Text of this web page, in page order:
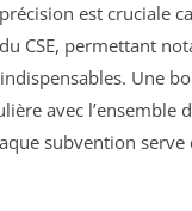
est cruciale
CSE, permettant
Une
avec l’ensemble
subvention